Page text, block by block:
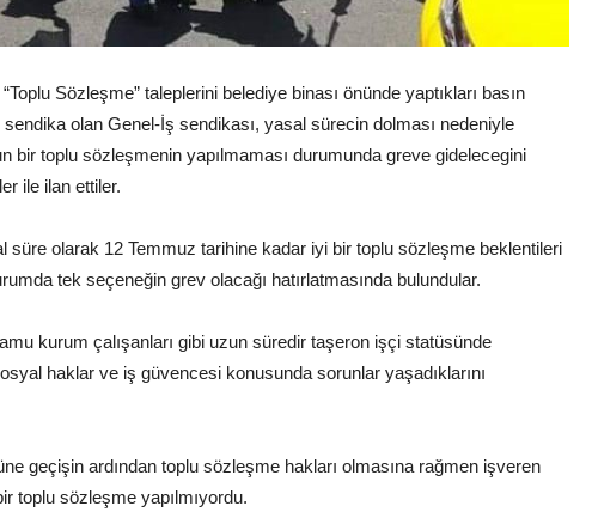
Sözleşme” taleplerini belediye binası önünde yaptıkları basın
sendika olan Genel-İş sendikası, yasal sürecin dolması nedeniyle
bir toplu sözleşmenin yapılmaması durumunda greve gidelecegini
ile ilan ettiler.
süre olarak 12 Temmuz tarihine kadar iyi bir toplu sözleşme beklentileri
tek seçeneğin grev olacağı hatırlatmasında bulundular.
kurum çalışanları gibi uzun süredir taşeron işçi statüsünde
haklar ve iş güvencesi konusunda sorunlar yaşadıklarını
geçişin ardından toplu sözleşme hakları olmasına rağmen işveren
toplu sözleşme yapılmıyordu.